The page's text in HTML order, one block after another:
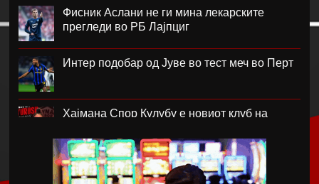
Фисник Аслани не ги мина лекарските
прегледи во РБ Лајпциг
Интер подобар од Јуве во тест меч во Перт
Хајмана Спор Кулубу е новиот клуб на
Модриќ и Џеко градат луксузен комплекс на
Јадранот